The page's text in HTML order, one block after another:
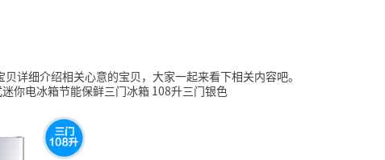
详细介绍相关心意的宝贝，大家一起来看下相关内容吧。
你电冰箱节能保鲜三门冰箱 108升三门银色